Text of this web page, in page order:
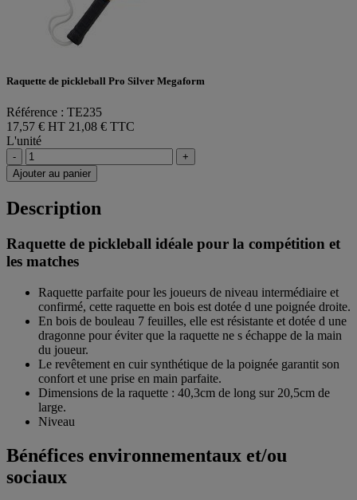
Raquette de pickleball Pro Silver Megaform
Référence : TE235
17,57 € HT 21,08 € TTC
L'unité
-
+
Ajouter au panier
Description
Raquette de pickleball idéale pour la compétition et
les matches
Raquette parfaite pour les joueurs de niveau intermédiaire et
confirmé, cette raquette en bois est dotée d une poignée droite.
En bois de bouleau 7 feuilles, elle est résistante et dotée d une
dragonne pour éviter que la raquette ne s échappe de la main
du joueur.
Le revêtement en cuir synthétique de la poignée garantit son
confort et une prise en main parfaite.
Dimensions de la raquette : 40,3cm de long sur 20,5cm de
large.
Niveau
Bénéfices environnementaux et/ou
sociaux